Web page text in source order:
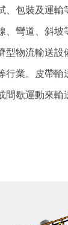
包裝及運
彎道、斜
物流輸送
業。皮帶
歇運動來